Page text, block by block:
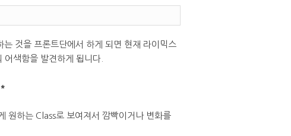
것을 프론트단에서 하게 되면 현재 라이믹스
색함을 발견하게 됩니다.
원하는 Class로 보여져서 깜빡이거나 변화를